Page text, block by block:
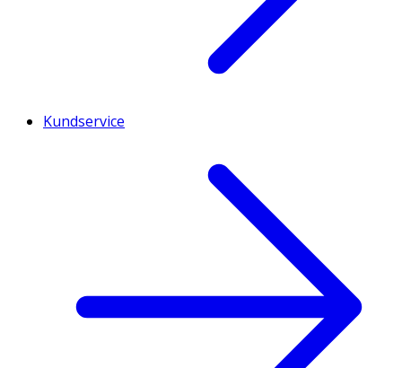
Kundservice